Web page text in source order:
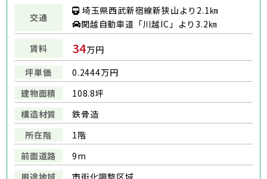
交通
埼玉県西武新宿線新狭山より2.1㎞
関越自動車道「川越IC」より3.2㎞
賃料 34万円
坪単価
0.2444万円
建物面積
108.8坪
構造材質
鉄骨造
所在階
1階
前面道路
9m
用途地域
市街化調整区域